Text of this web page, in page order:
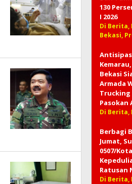
130
I 2026
Di Berita,
Bekasi,
Bekasi
Armada
Trucking
Pasokan
Di Berita,
Berbagi
Jumat,
0507/
Ratusan
Di Berita,